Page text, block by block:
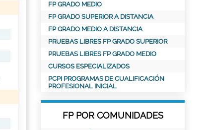
FP GRADO MEDIO
FP GRADO SUPERIOR A DISTANCIA
FP GRADO MEDIO A DISTANCIA
PRUEBAS LIBRES FP GRADO SUPERIOR
PRUEBAS LIBRES FP GRADO MEDIO
CURSOS ESPECIALIZADOS
PCPI PROGRAMAS DE CUALIFICACIÓN
PROFESIONAL INICIAL
FP POR COMUNIDADES